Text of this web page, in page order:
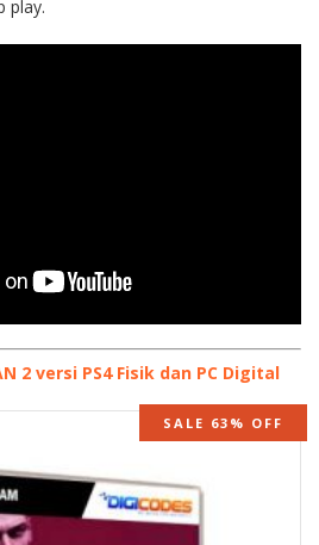
play.
2 versi PS4 Fisik dan PC Digital
SALE 63% OFF